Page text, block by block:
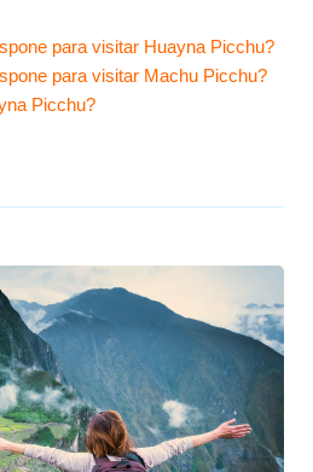
para visitar Huayna Picchu?
para visitar Machu Picchu?
Picchu?